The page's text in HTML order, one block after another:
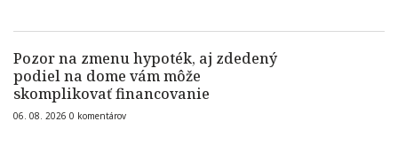
Pozor na zmenu hypoték, aj zdedený
podiel na dome vám môže
skomplikovať financovanie
06. 08. 2026 0 komentárov